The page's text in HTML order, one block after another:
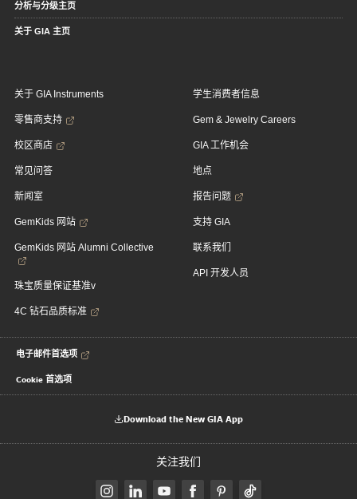
分析与分级主页
关于 GIA 主页
关于 GIA Instruments
零售商支持
校区商店
常见问答
新闻室
GemKids 网站
GemKids 网站 Alumni Collective
珠宝质量保证基准v
4C 钻石品质标准
学生消费者信息
Gem & Jewelry Careers
GIA 工作机会
地点
报告问题
支持 GIA
联系我们
API 开发人员
电子邮件首选项
Cookie 首选项
Download the New GIA App
关注我们